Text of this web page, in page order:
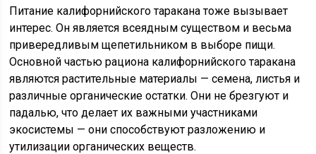
Питание калифорнийского таракана тоже вызывает
интерес. Он является всеядным существом и весьма
привередливым щепетильником в выборе пищи.
Основной частью рациона калифорнийского таракана
являются растительные материалы — семена, листья и
различные органические остатки. Они не брезгуют и
падалью, что делает их важными участниками
экосистемы — они способствуют разложению и
утилизации органических веществ.